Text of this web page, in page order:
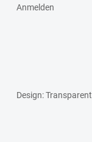
Anmelden
Design: Transparent